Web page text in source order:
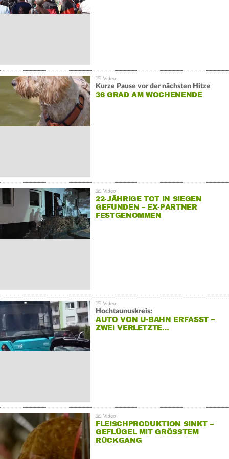
Kurze Pause vor der nächsten Hitze
36 GRAD AM WOCHENENDE
22-JÄHRIGE TOT IN SIEGEN
GEFUNDEN – EX-PARTNER
FESTGENOMMEN
Hochtaunuskreis:
AUTO VON U-BAHN ERFASST –
ZWEI VERLETZTE…
FLEISCHPRODUKTION SINKT –
GEFLÜGEL MIT GRÖSSTEM R
ÜCKGANG